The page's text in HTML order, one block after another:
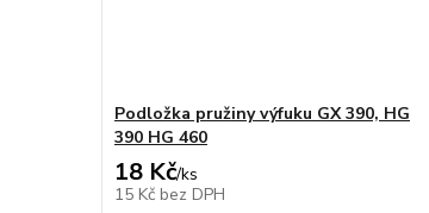
Podložka pružiny výfuku GX 390, HG
390 HG 460
18 Kč/ks
15 Kč bez DPH